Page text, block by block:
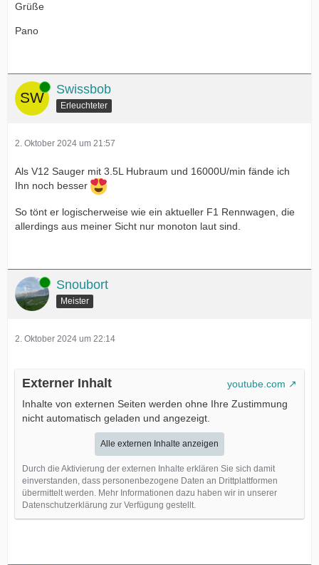
Grüße
Pano
Online Swissbob
Erleuchteter
2. Oktober 2024 um 21:57
Als V12 Sauger mit 3.5L Hubraum und 16000U/min fände ich
Ihn noch besser
So tönt er logischerweise wie ein aktueller F1 Rennwagen, die
allerdings aus meiner Sicht nur monoton laut sind.
Online Snoubort
Meister
2. Oktober 2024 um 22:14
Externer Inhalt
youtube.com
Inhalte von externen Seiten werden ohne Ihre Zustimmung
nicht automatisch geladen und angezeigt.
Alle externen Inhalte anzeigen
Durch die Aktivierung der externen Inhalte erklären Sie sich damit
einverstanden, dass personenbezogene Daten an Drittplattformen
übermittelt werden. Mehr Informationen dazu haben wir in unserer
Datenschutzerklärung zur Verfügung gestellt.